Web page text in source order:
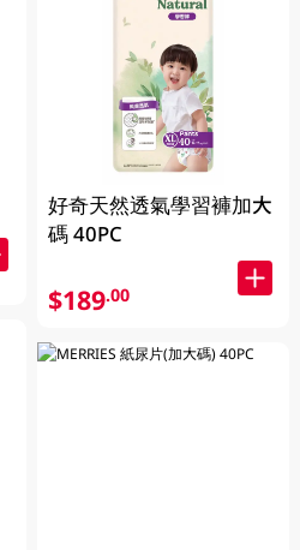
好奇天然透氣學習褲加大
碼 40PC
$189.00